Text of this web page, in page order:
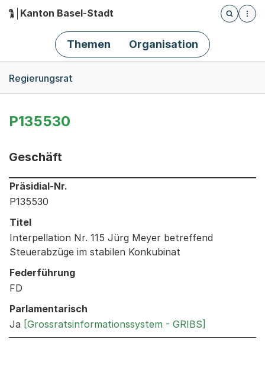
Hauptnavigation
Kanton Basel-Stadt
Öffnet
Themen Organisation
Regierungsrat
P135530
Geschäft
Informationen zum Ausgewählten Geschäft
Präsidial-Nr.
P135530
Titel
Interpellation Nr. 115 Jürg Meyer betreffend
Steuerabzüge im stabilen Konkubinat
Federführung
FD
Parlamentarisch
Ja [Grossratsinformationssystem - GRIBS]